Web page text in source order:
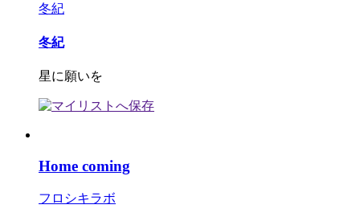
冬紀
冬紀
星に願いを
Home coming
フロシキラボ